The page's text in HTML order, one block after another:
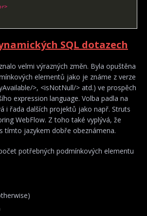
SQL dotazech
velmi výrazných změn. Byla opuštěna
elementů jako je známe z verze
>, <isNotNull/> atd.) ve prospěch
expression language. Volba padla na
i řada dalších projektů jako např. Struts
WebFlow. Z toho také vyplývá, že
tímto jazykem dobře obeznámena.
potřebných podmínkových elementu